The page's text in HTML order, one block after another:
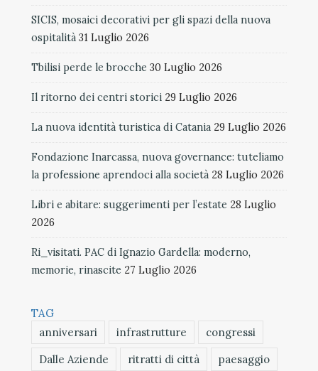
SICIS, mosaici decorativi per gli spazi della nuova
ospitalità 31 Luglio 2026
Tbilisi perde le brocche 30 Luglio 2026
Il ritorno dei centri storici 29 Luglio 2026
La nuova identità turistica di Catania 29 Luglio 2026
Fondazione Inarcassa, nuova governance: tuteliamo
la professione aprendoci alla società 28 Luglio 2026
Libri e abitare: suggerimenti per l’estate 28 Luglio
2026
Ri_visitati. PAC di Ignazio Gardella: moderno,
memorie, rinascite 27 Luglio 2026
TAG
anniversari
infrastrutture
congressi
Dalle Aziende
ritratti di città
paesaggio